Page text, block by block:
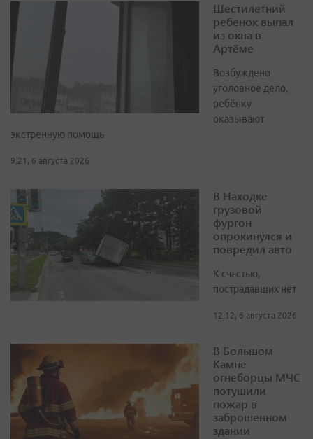
Шестилетний
ребенок выпал
из окна в
Артёме
Возбуждено
уголовное дело,
ребёнку
оказывают
экстренную помощь
9:21, 6 августа 2026
В Находке
грузовой
фургон
опрокинулся и
повредил авто
К счастью,
пострадавших нет
12:12, 6 августа 2026
В Большом
Камне
огнеборцы МЧС
потушили
пожар в
заброшенном
здании